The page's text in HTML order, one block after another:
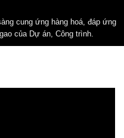
cung ứng hàng hoá, đáp ứng
của Dự án, Công trình.